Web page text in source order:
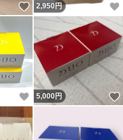
いいね！
2,950 円
いいね！
5,000円